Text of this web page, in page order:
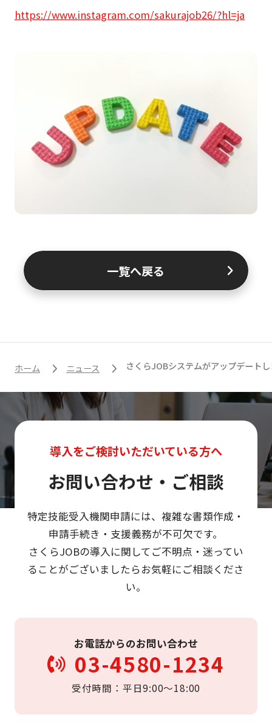
https://www.instagram.com/sakurajob26/?hl=ja
一覧へ戻る
ホーム ニュース さくらJOBシステムがアップデート
導入をご検討いただいている方へ
お問い合わせ・ご相談
特定技能受入機関申請には、複雑な書類作成・
申請手続き・支援義務が不可欠です。
さくらJOBの導入に関してご不明点・迷ってい
ることがございましたらお気軽にご相談くださ
い。
お電話からのお問い合わせ
03-4580-1234
受付時間：平日9:00〜18:00